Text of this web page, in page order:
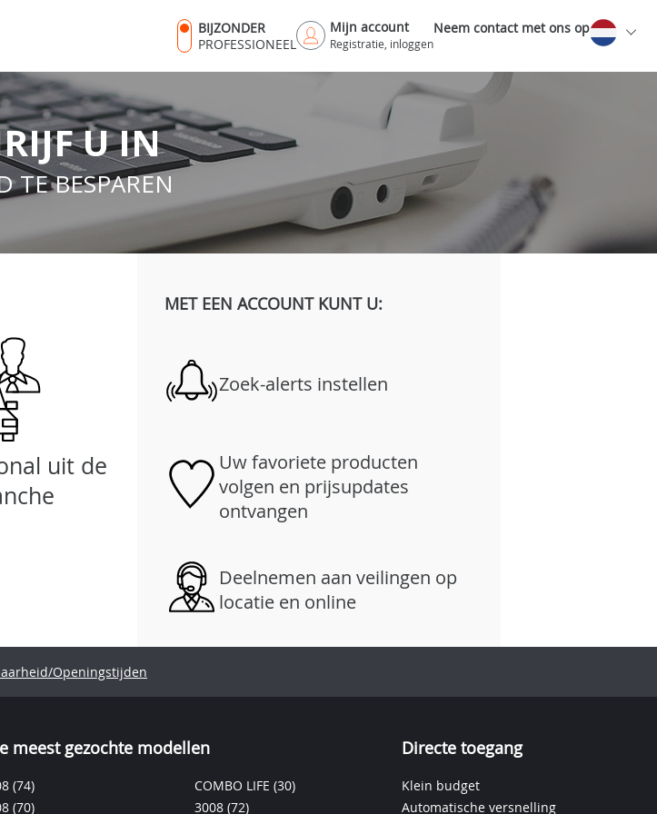
BIJZONDER
PROFESSIONEEL
Mijn account
Registratie, inloggen
Neem contact met ons op
U IN
TE BESPAREN
uit de
MET EEN ACCOUNT KUNT U:
Zoek-alerts instellen
Uw favoriete producten
volgen en prijsupdates
ontvangen
Deelnemen aan veilingen op
locatie en online
Openingstijden
meest gezochte modellen
(74)
(70)
COMBO LIFE (30)
3008 (72)
Directe toegang
Klein budget
Automatische versnelling